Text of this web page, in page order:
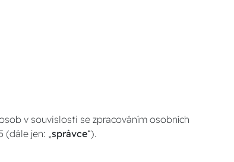
v souvislosti se zpracováním osobních
(dále jen: „správce“).